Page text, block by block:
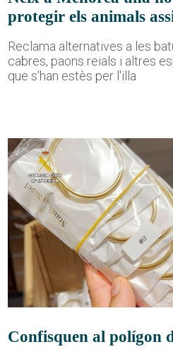
protegir els animals
Reclama alternatives a les
cabres, paons reials i altres
que s'han estès per l'illa
Confisquen al polígon